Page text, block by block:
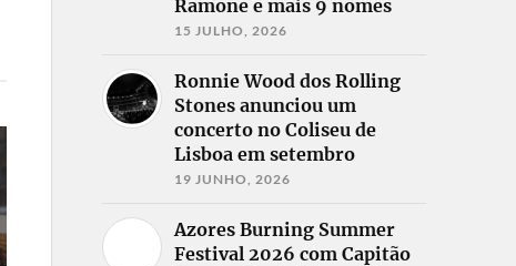
Ramone e mais 9 nomes
15 JULHO, 2026
Ronnie Wood dos Rolling
Stones anunciou um
concerto no Coliseu de
Lisboa em setembro
19 JUNHO, 2026
Azores Burning Summer
Festival 2026 com Capitão